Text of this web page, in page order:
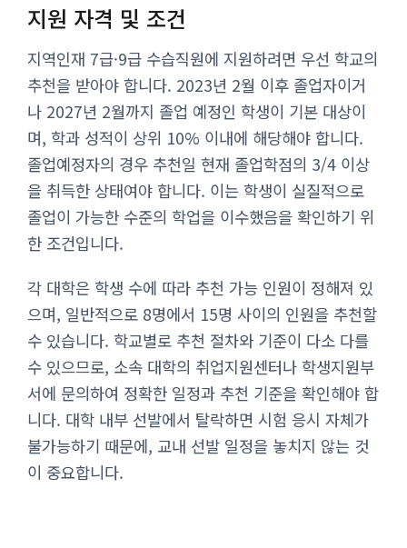
지원 자격 및 조건
지역인재 7급·9급 수습직원에 지원하려면 우선 학교의
추천을 받아야 합니다. 2023년 2월 이후 졸업자이거
나 2027년 2월까지 졸업 예정인 학생이 기본 대상이
며, 학과 성적이 상위 10% 이내에 해당해야 합니다.
졸업예정자의 경우 추천일 현재 졸업학점의 3/4 이상
을 취득한 상태여야 합니다. 이는 학생이 실질적으로
졸업이 가능한 수준의 학업을 이수했음을 확인하기 위
한 조건입니다.
각 대학은 학생 수에 따라 추천 가능 인원이 정해져 있
으며, 일반적으로 8명에서 15명 사이의 인원을 추천할
수 있습니다. 학교별로 추천 절차와 기준이 다소 다를
수 있으므로, 소속 대학의 취업지원센터나 학생지원부
서에 문의하여 정확한 일정과 추천 기준을 확인해야 합
니다. 대학 내부 선발에서 탈락하면 시험 응시 자체가
불가능하기 때문에, 교내 선발 일정을 놓치지 않는 것
이 중요합니다.